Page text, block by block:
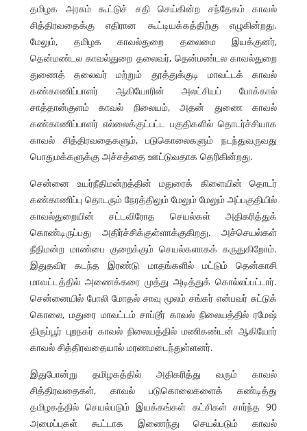
தமிழக அரசும் கூட்டுச் சதி செய்கின்ற சந்தேகம் காவல்
சித்திரவதைக்கு எதிரான கூட்டியக்கத்திற்கு எழுகின்றது.
மேலும், தமிழக காவல்துறை தலைமை இயக்குனர்,
தென்மண்டல காவல்துறை தலைவர், தென்மண்டல காவல்துறை
துணைத் தலைவர் மற்றும் தூத்துக்குடி மாவட்டக் காவல்
கண்காணிப்பாளர் ஆகியோரின் அலட்சியப் போக்கால்
சாத்தான்குளம் காவல் நிலையம், அதன் துணை காவல்
கண்காணிப்பாளர் எல்லைக்குட்பட்ட பகுதிகளில் தொடர்ச்சியாக
காவல் சித்திரவதைகளும், படுகொலைகளும் நடந்துவருவது
பொதுமக்களுக்கு அச்சத்தை ஊட்டுவதாக தெரிகின்றது.
சென்னை உயர்நீதிமன்றத்தின் மதுரைக் கிளையின் தொடர்
கண்காணிப்பு தொடரும் நேரத்திலும் மேலும் மேலும் அப்பகுதியில்
காவல்துறையின் சட்டவிரோத செயல்கள் அதிகரித்துக்
கொண்டிருப்பது அதிர்ச்சிக்குள்ளாக்குகிறது. அச்செயல்கள்
நீதிமன்ற மாண்பை குறைக்கும் செயல்களாகக் கருதுகிறோம்.
இதுதவிர கடந்த இரண்டு மாதங்களில் மட்டும் தென்காசி
மாவட்டத்தில் அணைக்கரை முத்து அடித்துக் கொல்லப்பட்டார்.
சென்னையில் போலி மோதல் சாவு மூலம் சங்கர் என்பவர் சுட்டுக்
கொலை, மதுரை மாவட்டம் சாப்டூர் காவல் நிலையத்தில் ரமேஷ்
திருப்பூர் புறநகர் காவல் நிலையத்தில் மணிகண்டன் ஆகியோர்
காவல் சித்திரவதையால் மரணமடைந்துள்ளனர்.
இதுபோன்று தமிழகத்தில் அதிகரித்து வரும் காவல்
சித்திரவதைகள், காவல் படுகொலைகளைக் கண்டித்து
தமிழகத்தில் செயல்படும் இயக்கங்கள் கட்சிகள் சார்ந்த 90
அமைப்புகள் கூட்டாக இணைந்து செயல்படும் காவல்